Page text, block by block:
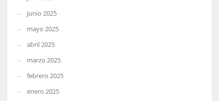
junio 2025
mayo 2025
abril 2025
marzo 2025
febrero 2025
enero 2025